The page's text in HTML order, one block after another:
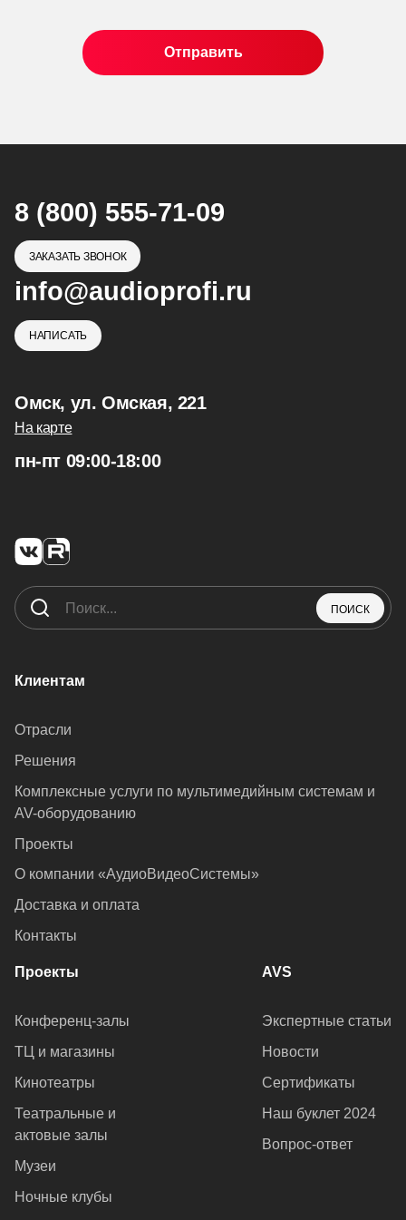
8 (800) 555-71-09
ЗАКАЗАТЬ ЗВОНОК
info@audioprofi.ru
НАПИСАТЬ
Омск, ул. Омская, 221
На карте
пн-пт 09:00-18:00
ПОИСК
Клиентам
Отрасли
Решения
Комплексные услуги по мультимедийным системам и
AV-оборудованию
Проекты
О компании «АудиоВидеоСистемы»
Доставка и оплата
Контакты
Проекты
Конференц-залы
ТЦ и магазины
Кинотеатры
Театральные и
актовые залы
Музеи
Ночные клубы
AVS
Экспертные статьи
Новости
Сертификаты
Наш буклет 2024
Вопрос-ответ